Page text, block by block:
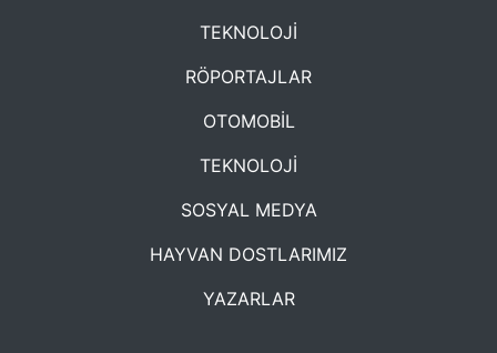
TEKNOLOJİ
RÖPORTAJLAR
OTOMOBİL
TEKNOLOJİ
SOSYAL MEDYA
HAYVAN DOSTLARIMIZ
YAZARLAR